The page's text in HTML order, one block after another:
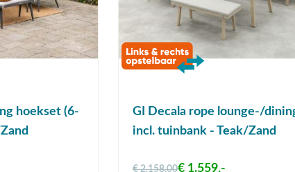
hoekset (6-
GI Decala rope lounge-/
incl. tuinbank - Teak/Zand
€ 2.158,00€ 1.559,-